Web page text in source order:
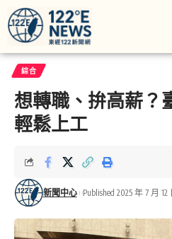
綜合
想轉職、拚高薪？
輕鬆上工
新聞中心 Published 2025 年 7 月 12